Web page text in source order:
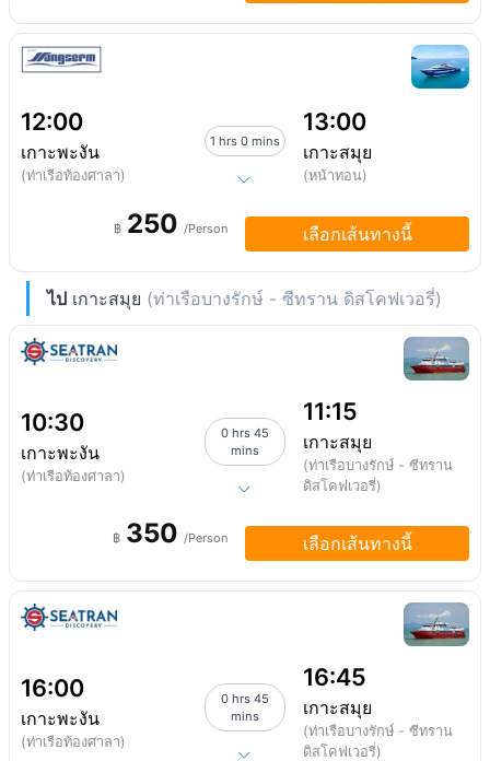
12:00
เกาะพะงัน
(ท่าเรือท้องศาลา)
1 hrs 0 mins
13:00
เกาะสมุย
(หน้าทอน)
฿ 250 /Person เลือกเส้นทางนี้
ไป เกาะสมุย (ท่าเรือบางรักษ์ - ซีทราน ดิสโคฟเวอรี่)
10:30
เกาะพะงัน
(ท่าเรือท้องศาลา)
0 hrs 45
mins
11:15
เกาะสมุย
(ท่าเรือบางรักษ์ - ซีทราน
ดิสโคฟเวอรี่)
฿ 350 /Person เลือกเส้นทางนี้
16:00
เกาะพะงัน
(ท่าเรือท้องศาลา)
0 hrs 45
mins
16:45
เกาะสมุย
(ท่าเรือบางรักษ์ - ซีทราน
ดิสโคฟเวอรี่)